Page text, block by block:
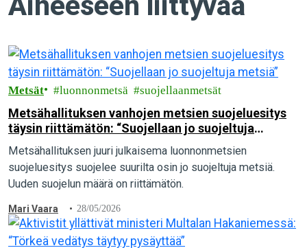
Metsät luonnonmetsä suojellaanmetsät
Metsähallituksen vanhojen metsien suojeluesitys
täysin riittämätön: “Suojellaan jo suojeltuja
metsiä”
Metsähallituksen juuri julkaisema luonnonmetsien
suojeluesitys suojelee suurilta osin jo suojeltuja metsiä.
Uuden suojelun määrä on riittämätön.
Mari Vaara 28/05/2026